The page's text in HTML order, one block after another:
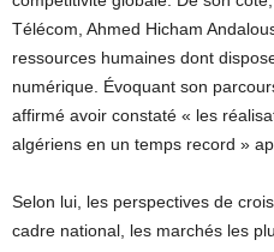
Télécom, Ahmed Hicham
ressources humaines dont
numérique. Évoquant son
affirmé avoir constaté « les
algériens en un temps record »
Selon lui, les perspectives de
cadre national, les marchés les